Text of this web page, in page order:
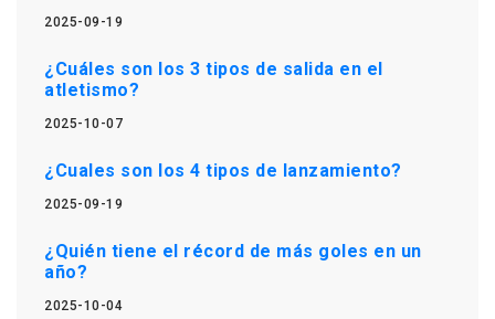
2025-09-19
¿Cuáles son los 3 tipos de salida en el
atletismo?
2025-10-07
¿Cuales son los 4 tipos de lanzamiento?
2025-09-19
¿Quién tiene el récord de más goles en un
año?
2025-10-04